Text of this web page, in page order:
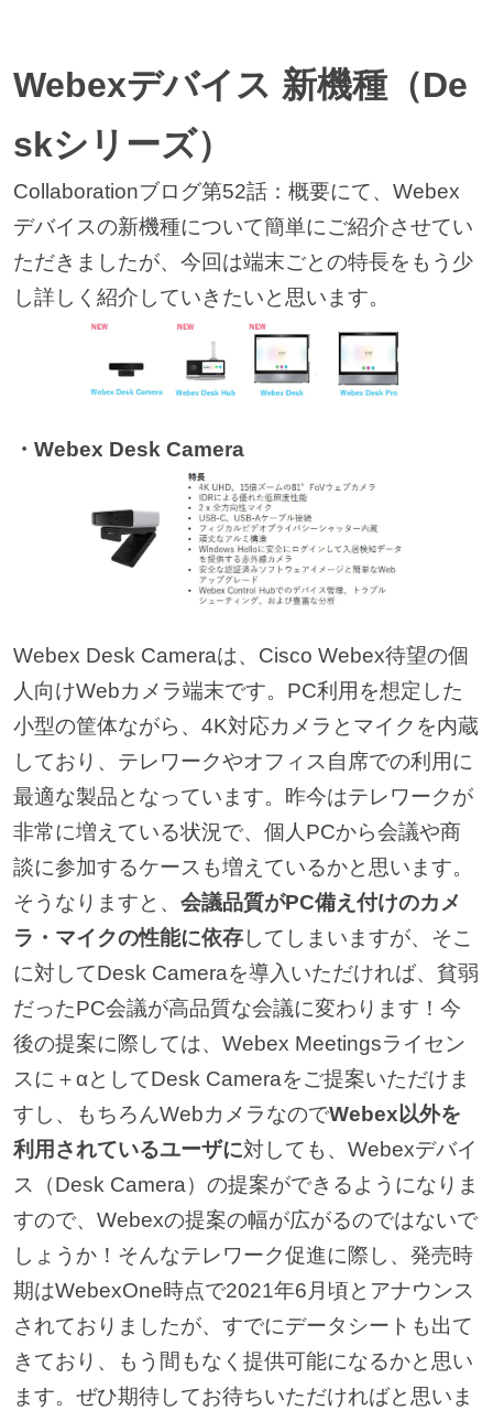
Webexデバイス 新機種（De
skシリーズ）
Collaborationブログ第52話：概要にて、Webex
デバイスの新機種について簡単にご紹介させてい
ただきましたが、今回は端末ごとの特長をもう少
し詳しく紹介していきたいと思います。
・Webex Desk Camera
Webex Desk Cameraは、Cisco Webex待望の個
人向けWebカメラ端末です。PC利用を想定した
小型の筐体ながら、4K対応カメラとマイクを内蔵
しており、テレワークやオフィス自席での利用に
最適な製品となっています。昨今はテレワークが
非常に増えている状況で、個人PCから会議や商
談に参加するケースも増えているかと思います。
そうなりますと、 会議品質がPC備え付けのカメ
ラ・マイクの性能に依存してしまいますが、そこ
に対してDesk Cameraを導入いただければ、貧弱
だったPC会議が高品質な会議に変わります！今
後の提案に際しては、Webex Meetingsライセン
スに＋αとしてDesk Cameraをご提案いただけま
すし、もちろんWebカメラなのでWebex以外を
利用されているユーザに対しても、Webexデバイ
ス（Desk Camera）の提案ができるようになりま
すので、Webexの提案の幅が広がるのではないで
しょうか！そんなテレワーク促進に際し、発売時
期はWebexOne時点で2021年6月頃とアナウンス
されておりましたが、すでにデータシートも出て
きており、もう間もなく提供可能になるかと思い
ます。ぜひ期待してお待ちいただければと思いま